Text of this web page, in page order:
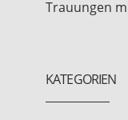
Trauungen
KATEGORIEN